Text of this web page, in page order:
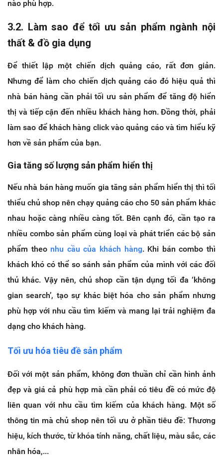
nào phù hợp.
3.2. Làm sao để tối ưu sản phẩm ngành nội
thất & đồ gia dụng
Để thiết lập một chiến dịch quảng cáo, rất đơn giản.
Nhưng để làm cho chiến dịch quảng cáo đó hiệu quả thì
nhà bán hàng cần phải tối ưu sản phẩm để tăng độ hiển
thị và tiếp cận đến nhiều khách hàng hơn. Đồng thời, phải
làm sao để khách hàng click vào quảng cáo và tìm hiểu kỹ
hơn về sản phẩm của bạn.
Gia tăng số lượng sản phẩm hiển thị
Nếu nhà bán hàng muốn gia tăng sản phẩm hiển thị thì tối
thiểu chủ shop nên chạy quảng cáo cho 50 sản phẩm khác
nhau hoặc càng nhiều càng tốt. Bên cạnh đó, cần tạo ra
nhiều combo sản phẩm cùng loại và phát triển các bộ sản
phẩm theo nhu cầu của khách hàng. Khi bán combo thì
khách khó có thể so sánh sản phẩm của mình với các đối
thủ khác. Vậy nên, chủ shop cần tận dụng tối đa ‘không
gian search’, tạo sự khác biệt hóa cho sản phẩm nhưng
phù hợp với nhu cầu tìm kiếm và mang lại trải nghiệm đa
dạng cho khách hàng.
Tối ưu hóa tiêu đề sản phẩm
Đối với một sản phẩm, không đơn thuần chỉ cần hình ảnh
đẹp và giá cả phù hợp mà cần phải có tiêu đề có mức độ
liên quan với nhu cầu tìm kiếm của khách hàng. Một số
thông tin mà chủ shop nên tối ưu ở phần tiêu đề: Thương
hiệu, kích thước, từ khóa tính năng, chất liệu, màu sắc, các
nhân hóa,...